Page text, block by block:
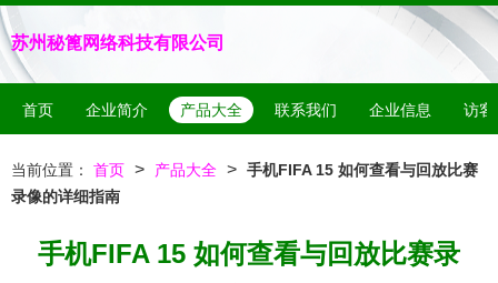
苏州秘篦网络科技有限公司
首页 企业简介 产品大全 联系我们 企业信息 访客
当前位置： 首页 > 产品大全 > 手机FIFA 15 如何查看与回放比赛
录像的详细指南
手机FIFA 15 如何查看与回放比赛录